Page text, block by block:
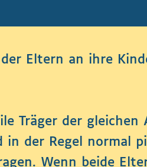
Eltern an ihre
Träger der
der Regel normal
Wenn beide